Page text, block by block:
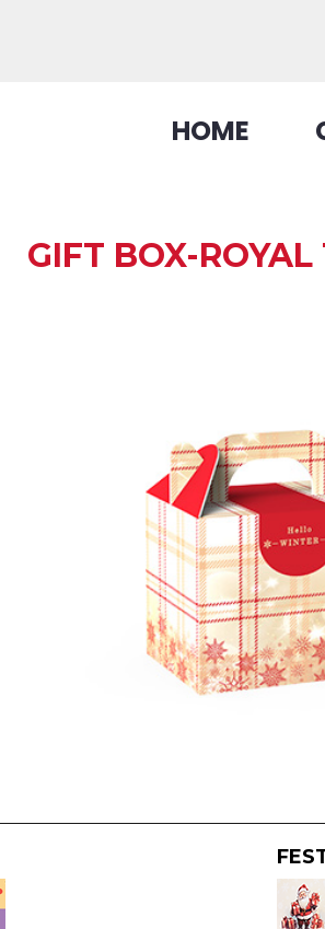
HOME
GIFT BOX-ROYAL